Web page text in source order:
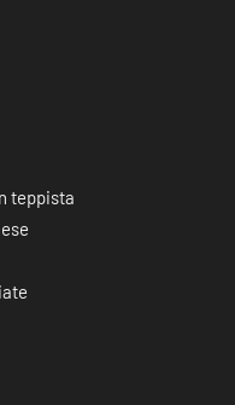
teppista